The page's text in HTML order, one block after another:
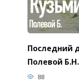
Последний
Полевой Б.Н.
88